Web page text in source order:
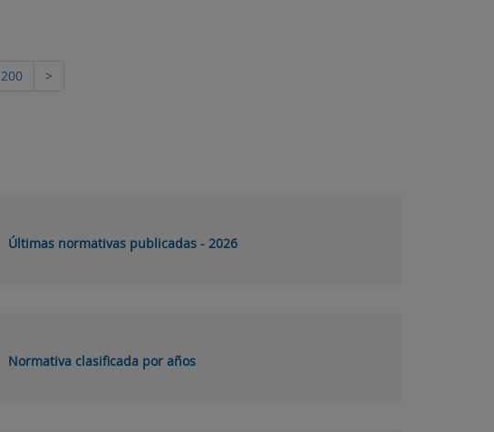
200 >
Últimas normativas publicadas - 2026
Normativa clasificada por años